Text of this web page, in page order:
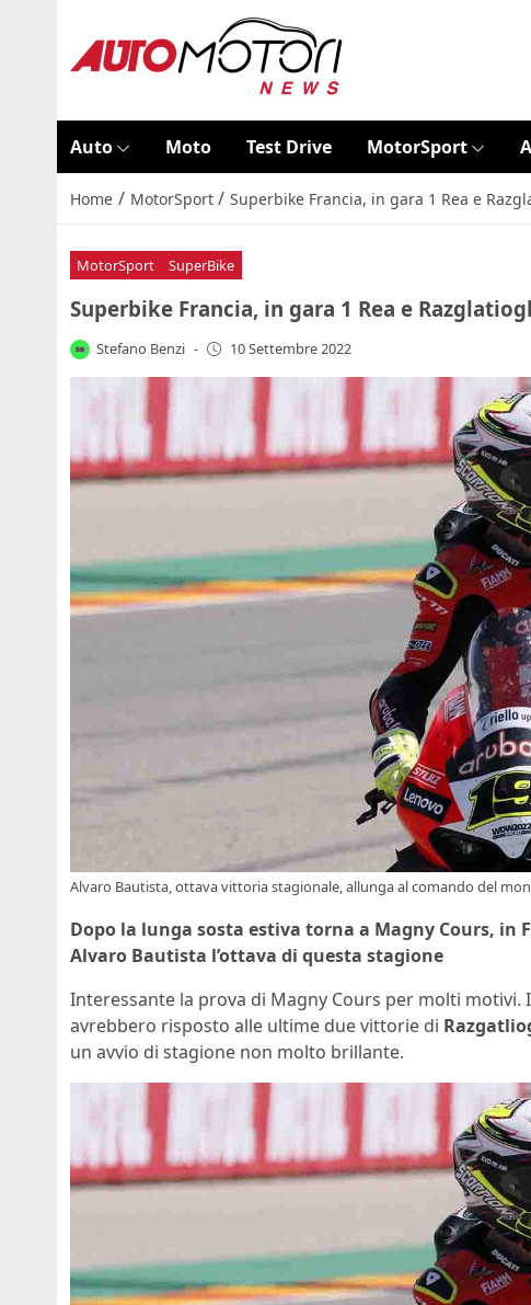
Auto Moto Test Drive MotorSport
Home / MotorSport / Superbike Francia, in gara 1 Rea e
MotorSport SuperBike
Superbike Francia, in gara 1 Rea e
Stefano Benzi - 10 Settembre 2022
Alvaro Bautista, ottava vittoria stagionale, allunga al comando del
Dopo la lunga sosta estiva torna a Magny Cours,
Alvaro Bautista l’ottava di questa stagione
Interessante la prova di Magny Cours per molti motivi.
avrebbero risposto alle ultime due vittorie di
un avvio di stagione non molto brillante.